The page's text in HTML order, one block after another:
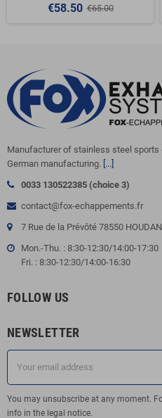
€58.50 €65.00
Manufacturer of stainless steel sports
German manufacturing. [...]
0033 130522385 (choice 3)
contact@fox-echappements.fr
7 Rue de la Prévôté 78550
Mon.-Thu. : 8:30-12:30/14:00-17:30
Fri. : 8:30-12:30/14:00-16:30
FOLLOW US
NEWSLETTER
You may unsubscribe at any moment.
info in the legal notice.